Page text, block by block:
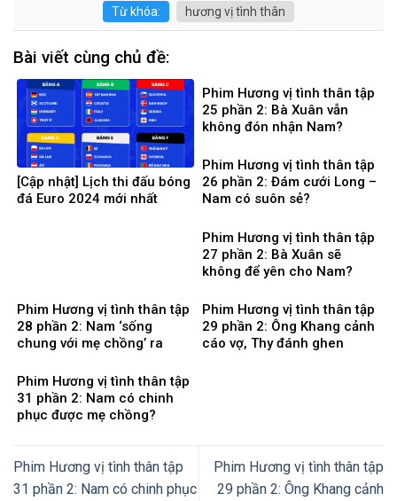
Từ khóa: hương vị tình thân
Bài viết cùng chủ đề:
[Cập nhật] Lịch thi đấu bóng
đá Euro 2024 mới nhất
Phim Hương vị tình thân tập
25 phần 2: Bà Xuân vẫn
không đón nhận Nam?
Phim Hương vị tình thân tập
26 phần 2: Đám cưới Long –
Nam có suôn sẻ?
Phim Hương vị tình thân tập
27 phần 2: Bà Xuân sẽ
không để yên cho Nam?
Phim Hương vị tình thân tập
28 phần 2: Nam ‘sống
chung với mẹ chồng’ ra
Phim Hương vị tình thân tập
29 phần 2: Ông Khang cảnh
cáo vợ, Thy đánh ghen
Phim Hương vị tình thân tập
31 phần 2: Nam có chinh
phục được mẹ chồng?
Phim Hương vị tình thân tập
31 phần 2: Nam có chinh phục
Phim Hương vị tình thân tập
29 phần 2: Ông Khang cảnh